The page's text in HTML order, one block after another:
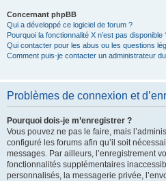
Concernant phpBB
Qui a développé ce logiciel de forum ?
Pourquoi la fonctionnalité X n’est pas disponible
Qui contacter pour les abus ou les questions
Comment puis-je contacter un administrateur
Problèmes de connexion et
Pourquoi dois-je m’enregistrer ?
Vous pouvez ne pas le faire, mais
configuré les forums afin qu’il soit
messages. Par ailleurs, l’enregistrement
fonctionnalités supplémentaires
personnalisés, la messagerie privée,